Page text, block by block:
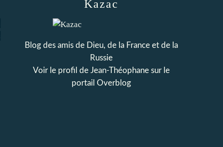
Kazac
Blog des amis de Dieu, de la France et de la
Russie
Voir le profil de Jean-Théophanesur le
portail Overblog